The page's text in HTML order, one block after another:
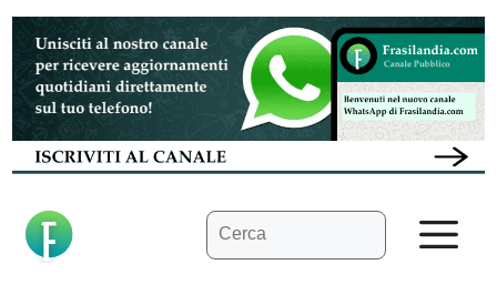
Vai
contenuto
Ricerca
per: